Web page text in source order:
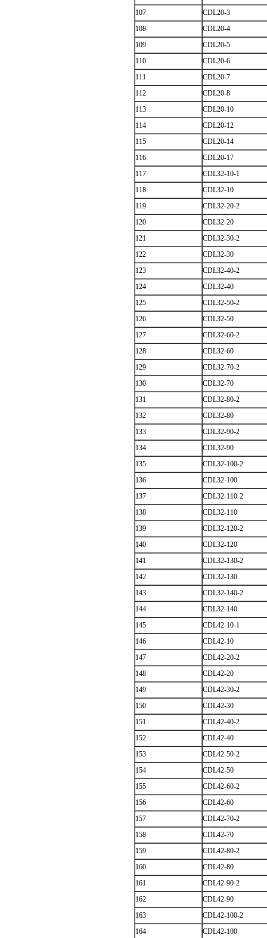
107
CDL20-3
108
CDL20-4
109
CDL20-5
110
CDL20-6
111
CDL20-7
112
CDL20-8
113
CDL20-10
114
CDL20-12
115
CDL20-14
116
CDL20-17
117
CDL32-10-1
118
CDL32-10
119
CDL32-20-2
120
CDL32-20
121
CDL32-30-2
122
CDL32-30
123
CDL32-40-2
124
CDL32-40
125
CDL32-50-2
126
CDL32-50
127
CDL32-60-2
128
CDL32-60
129
CDL32-70-2
130
CDL32-70
131
CDL32-80-2
132
CDL32-80
133
CDL32-90-2
134
CDL32-90
135
CDL32-100-2
136
CDL32-100
137
CDL32-110-2
138
CDL32-110
139
CDL32-120-2
140
CDL32-120
141
CDL32-130-2
142
CDL32-130
143
CDL32-140-2
144
CDL32-140
145
CDL42-10-1
146
CDL42-10
147
CDL42-20-2
148
CDL42-20
149
CDL42-30-2
150
CDL42-30
151
CDL42-40-2
152
CDL42-40
153
CDL42-50-2
154
CDL42-50
155
CDL42-60-2
156
CDL42-60
157
CDL42-70-2
158
CDL42-70
159
CDL42-80-2
160
CDL42-80
161
CDL42-90-2
162
CDL42-90
163
CDL42-100-2
164
CDL42-100